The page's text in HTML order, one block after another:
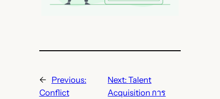
←
Previous:
Conflict
Next:Talent
Acquisition การ